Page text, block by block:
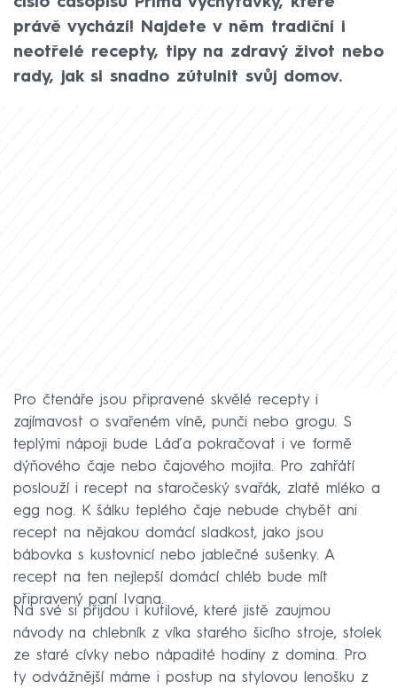
právě vychází! Najdete v něm tradiční i
neotřelé recepty, tipy na zdravý život nebo
rady, jak si snadno zútulnit svůj domov.
Pro čtenáře jsou připravené skvělé recepty i
zajímavost o svařeném víně, punči nebo grogu. S
teplými nápoji bude Láďa pokračovat i ve formě
dýňového čaje nebo čajového mojita. Pro zahřátí
poslouží i recept na staročeský svařák, zlaté mléko a
egg nog. K šálku teplého čaje nebude chybět ani
recept na nějakou domácí sladkost, jako jsou
bábovka s kustovnicí nebo jablečné sušenky. A
recept na ten nejlepší domácí chléb bude mít
připravený paní Ivana.
Na své si přijdou i kutilové, které jistě zaujmou
návody na chlebník z víka starého šicího stroje, stolek
ze staré cívky nebo nápadité hodiny z domina. Pro
ty odvážnější máme i postup na stylovou lenošku z